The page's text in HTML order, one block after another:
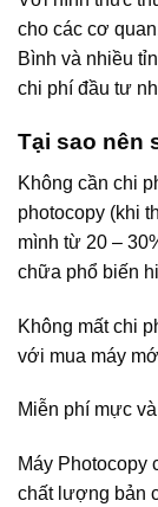
cho các cơ
Bình và nhiều
chi phí đầu tư
Tại sao nên
Không cần chi
photocopy (khi
mình từ 20 –
chữa phổ biến
Không mất chi
với mua máy
Miễn phí mực
Máy Photocopy
chất lượng bản